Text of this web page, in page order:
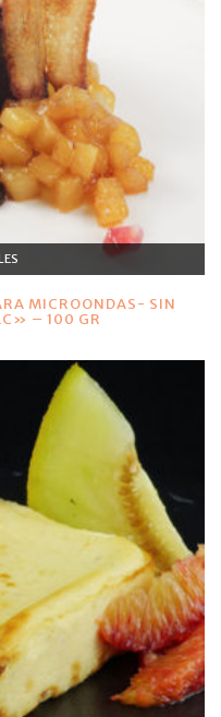
MICROONDAS- SIN
– 100 GR